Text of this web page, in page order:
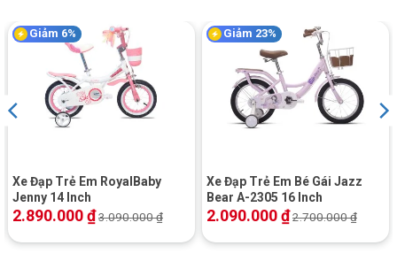
Giảm 6%
Xe Đạp Trẻ Em RoyalBaby
Jenny 14 Inch
2.890.000₫3.090.000₫
Giảm 23%
Xe Đạp Trẻ Em Bé Gái Jazz
Bear A-2305 16 Inch
2.090.000₫2.700.000₫